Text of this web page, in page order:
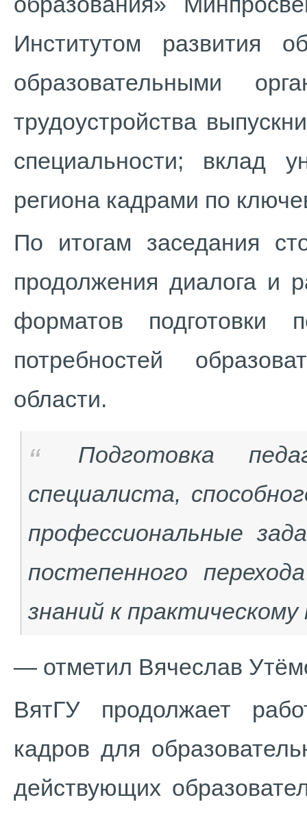
Институтом развития
образовательными
трудоустройства
специальности; вклад
региона кадрами по
По итогам заседания
продолжения диалога и
форматов подготовки
потребностей
области.
Подготовка
специалиста,
профессиональные
постепенного
знаний к
— отметил Вячеслав
ВятГУ продолжает
кадров для
действующих